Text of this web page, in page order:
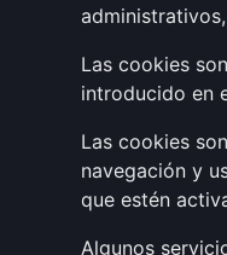
Las cookies
introducido en
Las cookies
navegación y
que estén
Algunos